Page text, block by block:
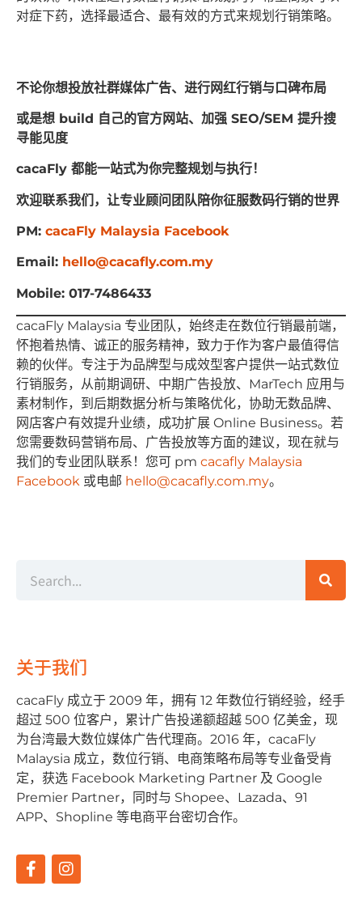
对症下药，选择最适合、最有效的方式来规划行销策略。
不论你想投放社群媒体广告、进行网红行销与口碑布局
或是想 build 自己的官方网站、加强 SEO/SEM 提升搜
寻能见度
cacaFly 都能一站式为你完整规划与执行！
欢迎联系我们，让专业顾问团队陪你征服数码行销的世界
PM: cacaFly Malaysia Facebook
Email: hello@cacafly.com.my
Mobile: 017-7486433
cacaFly Malaysia 专业团队，始终⾛在数位⾏销最前端，
怀抱着热情、诚正的服务精神，致⼒于作为客户最值得信
赖的伙伴。专注于为品牌型与成效型客户提供⼀站式数位
⾏销服务，从前期调研、中期⼴告投放、MarTech 应⽤与
素材制作，到后期数据分析与策略优化，协助⽆数品牌、
⽹店客户有效提升业绩，成功扩展 Online Business。若
您需要数码营销布局、⼴告投放等⽅⾯的建议，现在就与
我们的专业团队联系！您可 pm cacafly Malaysia
Facebook 或电邮 hello@cacafly.com.my。
关于我们
cacaFly 成⽴于 2009 年，拥有 12 年数位⾏销经验，经⼿
超过 500 位客户，累计⼴告投递额超越 500 亿美⾦，现
为台湾最⼤数位媒体⼴告代理商。2016 年，cacaFly
Malaysia 成⽴，数位⾏销、电商策略布局等专业备受肯
定，获选 Facebook Marketing Partner 及 Google
Premier Partner，同时与 Shopee、Lazada、91
APP、Shopline 等电商平台密切合作。